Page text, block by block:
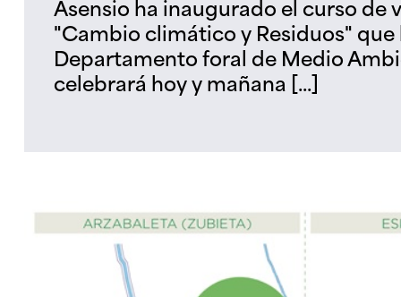
Asensio ha inaugurado el curso de
"Cambio climático y Residuos" que
Departamento foral de Medio
celebrará hoy y mañana [...]